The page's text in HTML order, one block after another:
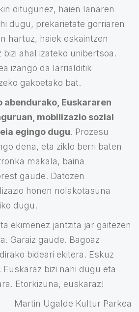
ditugunez, haien lanaren
dugu, prekarietate gorriaren
hartuz, haiek eskaintzen
ahal izateko unibertsoa.
izango da larrialditik
gakoetako bat.
abendurako, Euskararen
mobilizazio sozial
egingo dugu. Prozesu
dena, eta ziklo berri baten
makala, baina
gaude. Datozen
honen nolakotasuna
dugu.
ekimenez jantzita jar gaitezen
Garaiz gaude. Bagoaz
bideari ekitera. Eskuz
bizi nahi dugu eta
Etorkizuna, euskaraz!
Martin Ugalde Kultur Parkea